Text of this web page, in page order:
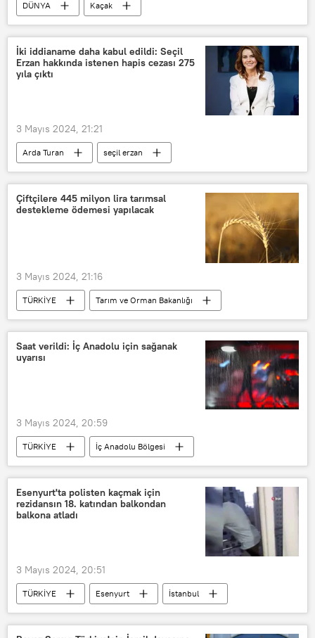
DÜNYA
Kaçak
Suudi Arabistan
Hac
Suudi Arabistan İçişleri Bakanlığı
İki iddianame daha kabul edildi: Seçil
Erzan hakkında istenen hapis cezası 275
yıla çıktı
3 Mayıs 2024, 21:21
Arda Turan
seçil erzan
TÜRKİYE
müşteki
Dava
Dolandırıcılık
banka dolandırıcılığı
dolandırmak
Çiftçilere 445 milyon lira tarımsal
destekleme ödemesi yapılacak
3 Mayıs 2024, 21:16
TÜRKİYE
Tarım ve Orman Bakanlığı
İbrahim Yumaklı
Çiftçi
Ödeme
Tarımsal destek ödemeleri
Saat verildi: İç Anadolu için sağanak
uyarısı
3 Mayıs 2024, 20:59
TÜRKİYE
İç Anadolu Bölgesi
Sağanak
Meteoroloji Genel Müdürlüğü
Ankara-Niğde Otoyolu
Niğde
Esenyurt'ta polisten kaçmak için
rezidansın 18. katından balkondan
balkona atladı
3 Mayıs 2024, 20:51
TÜRKİYE Esenyurt
İstanbul
Yabancı
yabancı uyruklu
Polis